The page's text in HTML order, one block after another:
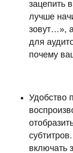
зацепить
лучше
зовут…»,
для
почему
Удобство
включать